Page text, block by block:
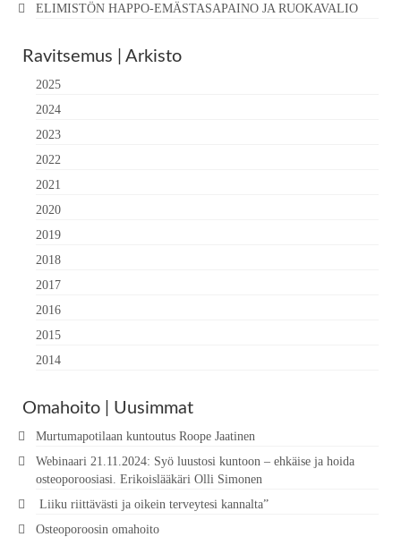
ELIMISTÖN HAPPO-EMÄSTASAPAINO JA RUOKAVALIO
Ravitsemus | Arkisto
2025
2024
2023
2022
2021
2020
2019
2018
2017
2016
2015
2014
Omahoito | Uusimmat
Murtumapotilaan kuntoutus Roope Jaatinen
Webinaari 21.11.2024: Syö luustosi kuntoon – ehkäise ja hoida
osteoporoosiasi. Erikoislääkäri Olli Simonen
Liiku riittävästi ja oikein terveytesi kannalta”
Osteoporoosin omahoito